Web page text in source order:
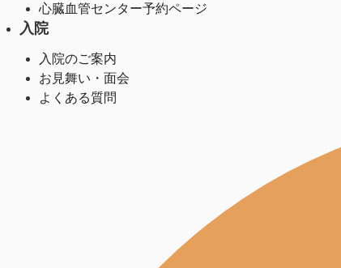
心臓血管センター予約ページ
入院
入院のご案内
お見舞い・面会
よくある質問